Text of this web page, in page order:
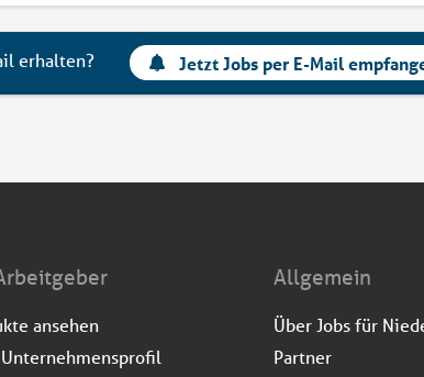
erhalten? Jetzt Jobs per E-Mail
ansehen
Allgemein
Über Jobs für
Partner